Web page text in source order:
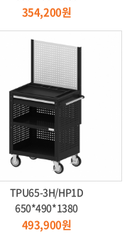
354,200원
TPU65-3H/HP1D
650*490*1380
493,900원